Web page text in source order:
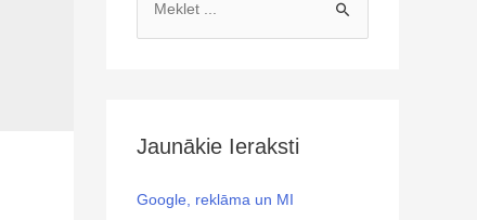
Jaunākie Ieraksti
Google, reklāma un MI